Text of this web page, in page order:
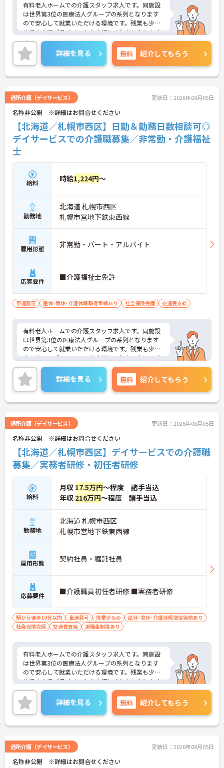
有料老人ホームでの介護スタッフ求人です。同施設
は世界第3位の医療法人グループの系列となります
ので安心して就業いただける環境です。残業も少な
めですのでプライベートを大切にされたい方にもオ
ススメです。ご興味を持たれた方は面接対策ポイン
トや求人の詳細などお話いたしますのでお気軽にお
問い合わせ下さい。
詳細を見る 無料 紹介してもらう
通所介護（デイサービス） 更新日：2026年08月05日
名称非公開 ※詳細はお問合せください
【北海道／札幌市西区】日勤＆勤務日数相談可◎
デイサービスでの介護職募集／非常勤・介護福祉
士
給料 時給1,224円～
勤務地
北海道 札幌市西区
札幌市営地下鉄東西線
雇用形態 非常勤・パート・アルバイト
応募要件 ■介護福祉士免許
車通勤可 産休･育休･介護休暇取得実績あり 社会保険完備 交通費支給
有料老人ホームでの介護スタッフ求人です。同施設
は世界第3位の医療法人グループの系列となります
ので安心して就業いただける環境です。残業も少な
めですのでプライベートを大切にされたい方にもオ
ススメです。ご興味を持たれた方は面接対策ポイン
トや求人の詳細などお話いたしますのでお気軽にお
問い合わせ下さい。
詳細を見る 無料 紹介してもらう
通所介護（デイサービス） 更新日：2026年08月05日
名称非公開 ※詳細はお問合せください
【北海道／札幌市西区】デイサービスでの介護職
募集／実務者研修・初任者研修
給料
月収 17.5万円～程度 諸手当込
年収 216万円～程度 諸手当込
勤務地
北海道 札幌市西区
札幌市営地下鉄東西線
雇用形態 契約社員・嘱託社員
応募要件 ■介護職員初任者研修 ■実務者研修
駅から徒歩10分以内 車通勤可 残業少なめ
産休･育休･介護休暇取得実績あり
社会保険完備
交通費支給 退職金制度あり
有料老人ホームでの介護スタッフ求人です。同施設
は世界第3位の医療法人グループの系列となります
ので安心して就業いただける環境です。残業も少な
めですのでプライベートを大切にされたい方にもオ
ススメです。ご興味を持たれた方は面接対策ポイン
トや求人の詳細などお話いたしますのでお気軽にお
問い合わせ下さい。
詳細を見る 無料 紹介してもらう
通所介護（デイサービス） 更新日：2026年08月05日
名称非公開 ※詳細はお問合せください